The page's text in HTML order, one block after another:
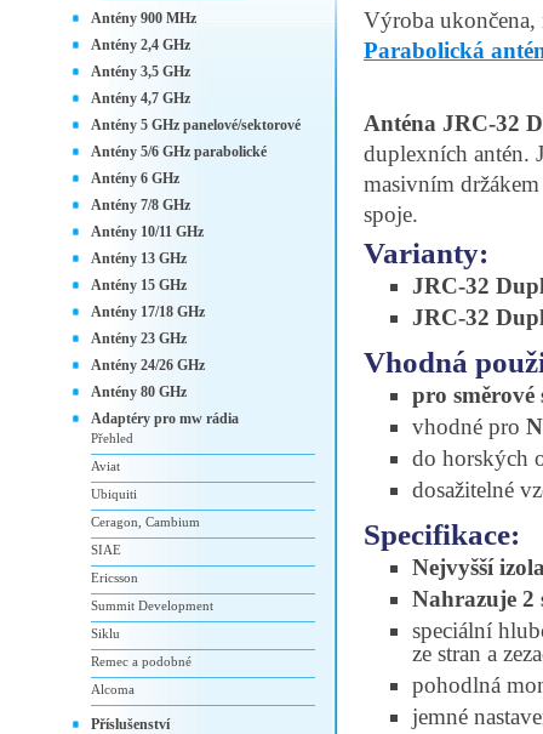
Výroba
Parabolická
Anténa JRC-32
duplexních antén.
masivním
spoje.
Varianty:
JRC-32
JRC-32
Vhodná
pro směrové
vhodné pro
do horských
dosažitelné
Specifikace:
Nejvyšší
Nahrazuje 2
speciální
ze stran a
pohodlná
jemné
Antény 900 MHz
Antény 2,4 GHz
Antény 3,5 GHz
Antény 4,7 GHz
Antény 5 GHz panelové/sektorové
Antény 5/6 GHz parabolické
Antény 6 GHz
Antény 7/8 GHz
Antény 10/11 GHz
Antény 13 GHz
Antény 15 GHz
Antény 17/18 GHz
Antény 23 GHz
Antény 24/26 GHz
Antény 80 GHz
Adaptéry pro mw rádia
Přehled
Aviat
Ubiquiti
Ceragon, Cambium
SIAE
Ericsson
Summit Development
Siklu
Remec a podobné
Alcoma
Příslušenství